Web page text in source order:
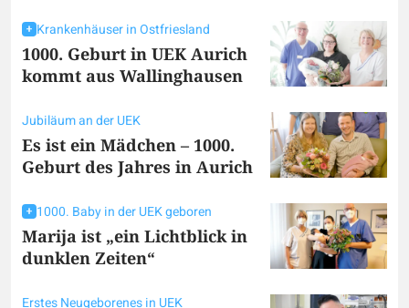
Krankenhäuser in Ostfriesland
1000. Geburt in UEK Aurich
kommt aus Wallinghausen
Jubiläum an der UEK
Es ist ein Mädchen – 1000.
Geburt des Jahres in Aurich
1000. Baby in der UEK geboren
Marija ist „ein Lichtblick in
dunklen Zeiten“
Erstes Neugeborenes in UEK